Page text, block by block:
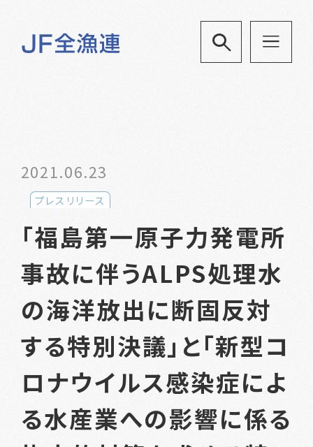
2021.06.23
プレスリリース
「福島第一原子力発電所
事故に伴うALPS処理水
の海洋放出に断固反対
する特別決議」と「新型コ
ロナウイルス感染症によ
る水産業への影響に係る